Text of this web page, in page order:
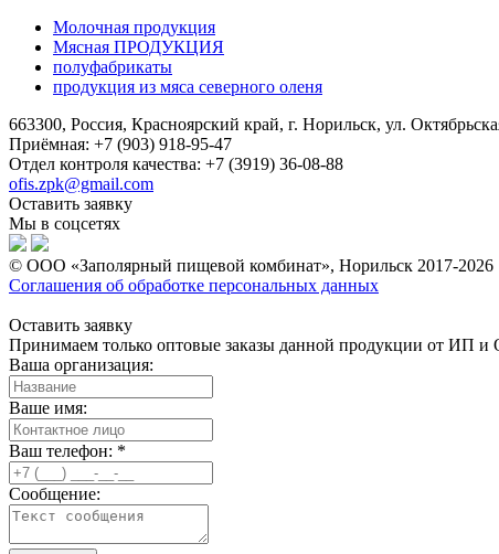
Молочная продукция
Мясная ПРОДУКЦИЯ
полуфабрикаты
продукция из мяса северного оленя
663300, Россия, Красноярский край, г. Норильск, ул.
Приёмная: +7 (903) 918-95-47
Отдел контроля качества: +7 (3919) 36-08-88
ofis.zpk@gmail.com
Оставить заявку
Мы в соцсетях
© OOO «Заполярный пищевой комбинат», Норильск 2017-2026
Соглашения об обработке персональных данных
Оставить заявку
Принимаем только оптовые заказы данной продукции от ИП
Ваша организация:
Ваше имя:
Ваш телефон: *
Сообщение: